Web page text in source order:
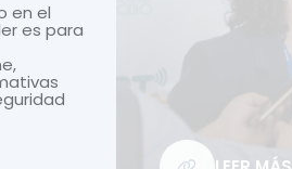
en el
es para